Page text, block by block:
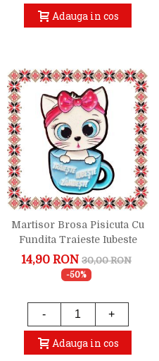
Adauga in cos
Martisor Brosa Pisicuta Cu
Fundita Traieste Iubeste
Zambeste
14,90 RON 30,00 RON
-50%
- +
Adauga in cos